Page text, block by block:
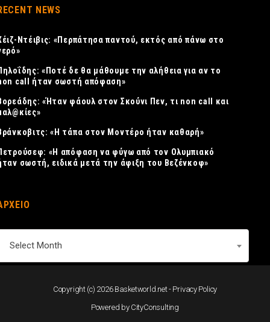
NEWS
Ντέιβις: «Περπάτησα παντού, εκτός από πάνω στο
«Ποτέ δε θα μάθουμε την αλήθεια για αν το
call ήταν σωστή απόφαση»
«Ήταν φάουλ στον Σκούνι Πεν, τι non call και
«Η τάπα στον Μοντέρο ήταν καθαρή»
«Η απόφαση να φύγω από τον Ολυμπιακό
σωστή, ειδικά μετά την άφιξη του Βεζένκοφ»
Select Month
Copyright (c) 2026 Basketworld.net - Privacy Policy
Powered by CityConsulting